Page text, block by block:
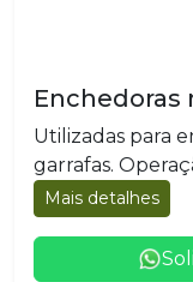
Enchedoras
Utilizadas para
garrafas.
Mais detalhes